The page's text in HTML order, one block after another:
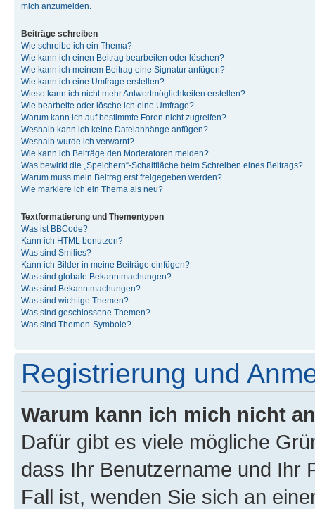
mich anzumelden.
Beiträge schreiben
Wie schreibe ich ein Thema?
Wie kann ich einen Beitrag bearbeiten oder löschen?
Wie kann ich meinem Beitrag eine Signatur anfügen?
Wie kann ich eine Umfrage erstellen?
Wieso kann ich nicht mehr Antwortmöglichkeiten erstellen?
Wie bearbeite oder lösche ich eine Umfrage?
Warum kann ich auf bestimmte Foren nicht zugreifen?
Weshalb kann ich keine Dateianhänge anfügen?
Weshalb wurde ich verwarnt?
Wie kann ich Beiträge den Moderatoren melden?
Was bewirkt die „Speichern“-Schaltfläche beim Schreiben eines Beitrags?
Warum muss mein Beitrag erst freigegeben werden?
Wie markiere ich ein Thema als neu?
Textformatierung und Thementypen
Was ist BBCode?
Kann ich HTML benutzen?
Was sind Smilies?
Kann ich Bilder in meine Beiträge einfügen?
Was sind globale Bekanntmachungen?
Was sind Bekanntmachungen?
Was sind wichtige Themen?
Was sind geschlossene Themen?
Was sind Themen-Symbole?
Registrierung und
Warum kann ich mich nicht
Dafür gibt es viele mögliche
dass Ihr Benutzername und Ihr
Fall ist, wenden Sie sich an